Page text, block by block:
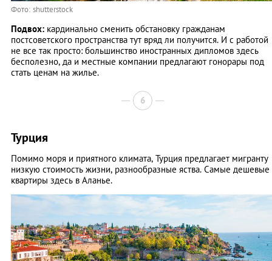
Фото: shutterstock
Подвох: кардинально сменить обстановку гражданам
постсоветского пространства тут вряд ли получится. И с работой
не все так просто: большинство иностранных дипломов здесь
бесполезно, да и местные компании предлагают гонорары под
стать ценам на жилье.
6
Турция
Помимо моря и приятного климата, Турция предлагает мигранту
низкую стоимость жизни, разнообразные яства. Самые дешевые
квартиры здесь в Аланье.